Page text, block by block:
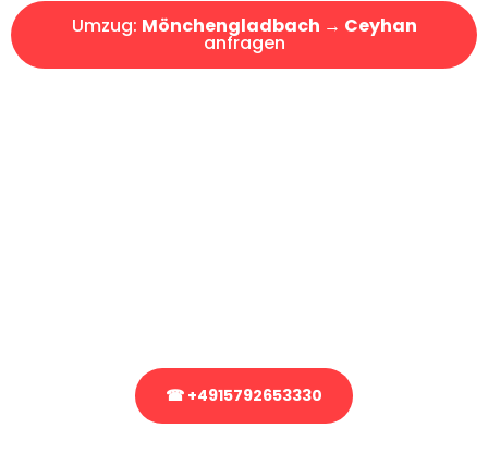
Umzug: Mönchengladbach → Ceyhan
anfragen
☎ +4915792653330